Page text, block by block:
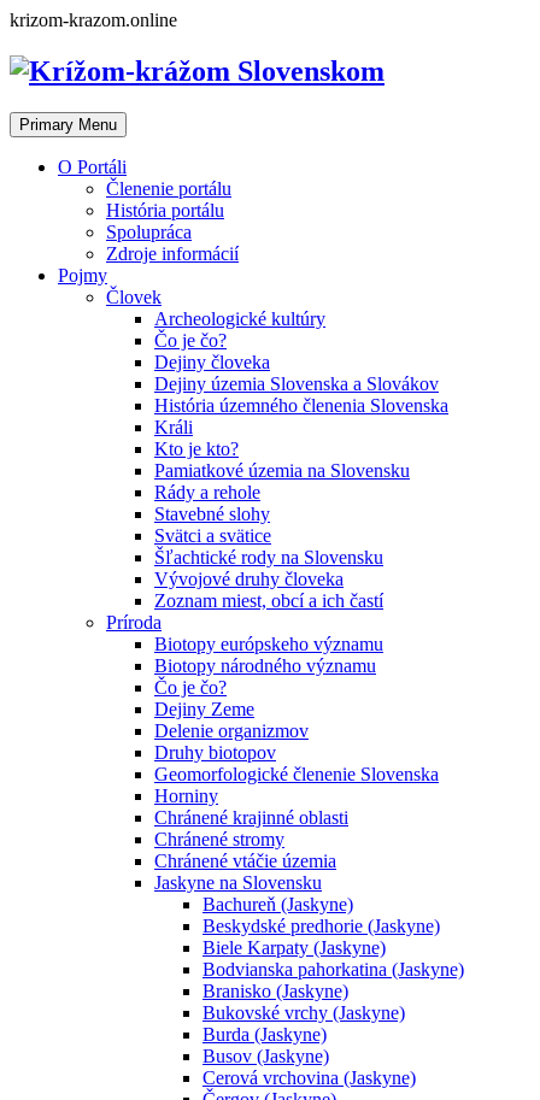
Skip
content
krizom-krazom.online
Primary Menu
O Portáli
Členenie portálu
História portálu
Spolupráca
Zdroje informácií
Pojmy
Človek
Archeologické kultúry
Čo je čo?
Dejiny človeka
Dejiny územia Slovenska a Slovákov
História územného členenia Slovenska
Králi
Kto je kto?
Pamiatkové územia na Slovensku
Rády a rehole
Stavebné slohy
Svätci a svätice
Šľachtické rody na Slovensku
Vývojové druhy človeka
Zoznam miest, obcí a ich častí
Príroda
Biotopy európskeho významu
Biotopy národného významu
Čo je čo?
Dejiny Zeme
Delenie organizmov
Druhy biotopov
Geomorfologické členenie Slovenska
Horniny
Chránené krajinné oblasti
Chránené stromy
Chránené vtáčie územia
Jaskyne na Slovensku
Bachureň (Jaskyne)
Beskydské predhorie (Jaskyne)
Biele Karpaty (Jaskyne)
Bodvianska pahorkatina (Jaskyne)
Branisko (Jaskyne)
Bukovské vrchy (Jaskyne)
Burda (Jaskyne)
Busov (Jaskyne)
Cerová vrchovina (Jaskyne)